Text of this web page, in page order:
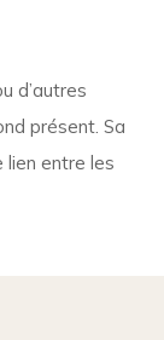
d’autres
présent. Sa
lien entre les